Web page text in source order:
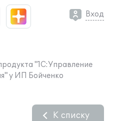
Вход
"1С:Управление
у ИП Бойченко
К списку